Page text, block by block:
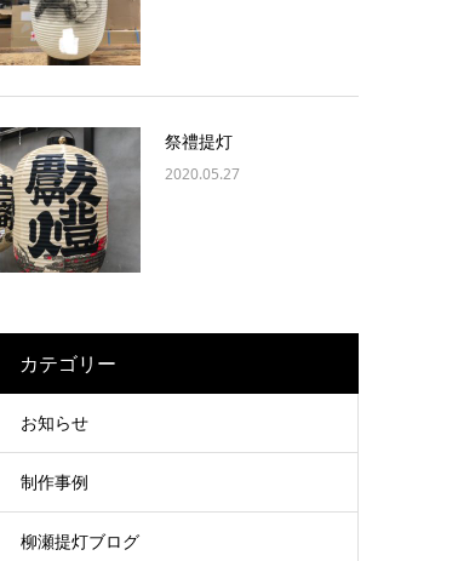
祭禮提灯
2020.05.27
カテゴリー
お知らせ
制作事例
柳瀬提灯ブログ